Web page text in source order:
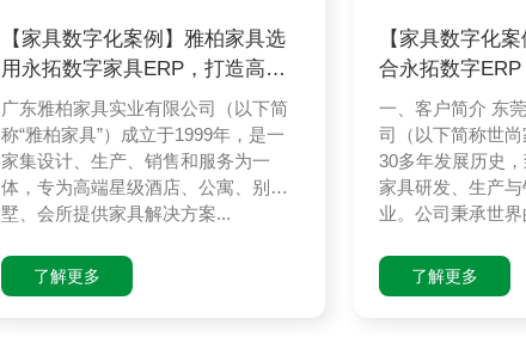
【家具数字化案例】雅柏家具选
用永拓数字家具ERP，打造高端
酒店家具
广东雅柏家具实业有限公司（以下简
称“雅柏家具”）成立于1999年，是一
家集设计、生产、销售和服务为一
体，专为高端星级酒店、公寓、别
墅、会所提供家具解决方案...
了解更多
【家具数字化
合永拓数字
企业完成数
一、客户简介 东
司（以下简称世
30多年发展历史
家具研发、生产
业。公司秉承世
了解更多